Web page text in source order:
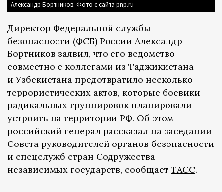
Александр Бортников. Фото с сайта pnp.ru
Директор Федеральной службы
безопасности (ФСБ) России Александр
Бортников заявил, что его ведомство
совместно с коллегами из Таджикистана
и Узбекистана предотвратило несколько
террористических актов, которые боевики
радикальных группировок планировали
устроить на территории РФ. Об этом
российский генерал рассказал на заседании
Совета руководителей органов безопасности
и спецслужб стран Содружества
независимых государств, сообщает ТАСС.